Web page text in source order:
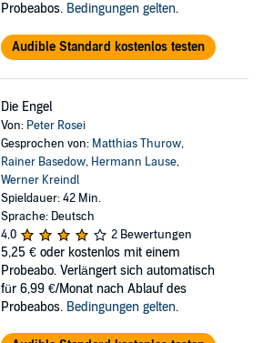
Probeabos. Bedingungen gelten.
Audible Standard kostenlos testen
Die Engel
Von: Peter Rosei
Gesprochen von: Matthias Thurow,
Rainer Basedow, Hermann Lause,
Werner Kreindl
Spieldauer: 42 Min.
Sprache: Deutsch
4,0
2 Bewertungen
5,25 € oder kostenlos mit einem
Probeabo. Verlängert sich automatisch
für 6,99 €/Monat nach Ablauf des
Probeabos. Bedingungen gelten.